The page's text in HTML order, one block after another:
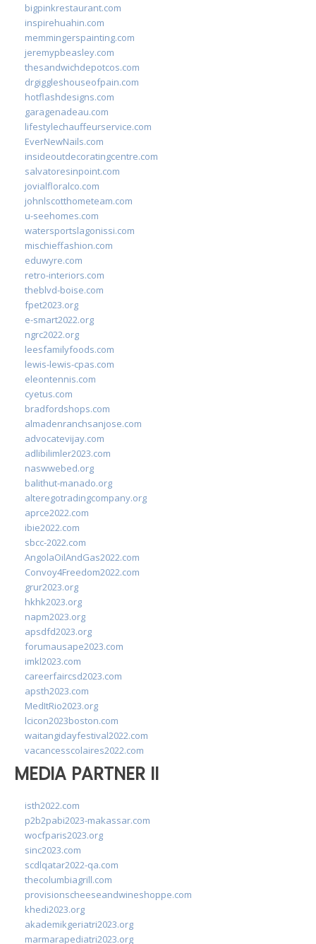
bigpinkrestaurant.com
inspirehuahin.com
memmingerspainting.com
jeremypbeasley.com
thesandwichdepotcos.com
drgiggleshouseofpain.com
hotflashdesigns.com
garagenadeau.com
lifestylechauffeurservice.com
EverNewNails.com
insideoutdecoratingcentre.com
salvatoresinpoint.com
jovialfloralco.com
johnlscotthometeam.com
u-seehomes.com
watersportslagonissi.com
mischieffashion.com
eduwyre.com
retro-interiors.com
theblvd-boise.com
fpet2023.org
e-smart2022.org
ngrc2022.org
leesfamilyfoods.com
lewis-lewis-cpas.com
eleontennis.com
cyetus.com
bradfordshops.com
almadenranchsanjose.com
advocatevijay.com
adlibilimler2023.com
naswwebed.org
balithut-manado.org
alteregotradingcompany.org
aprce2022.com
ibie2022.com
sbcc-2022.com
AngolaOilAndGas2022.com
Convoy4Freedom2022.com
grur2023.org
hkhk2023.org
napm2023.org
apsdfd2023.org
forumausape2023.com
imkl2023.com
careerfaircsd2023.com
apsth2023.com
MedItRio2023.org
lcicon2023boston.com
waitangidayfestival2022.com
vacancesscolaires2022.com
MEDIA PARTNER II
isth2022.com
p2b2pabi2023-makassar.com
wocfparis2023.org
sinc2023.com
scdlqatar2022-qa.com
thecolumbiagrill.com
provisionscheeseandwineshoppe.com
khedi2023.org
akademikgeriatri2023.org
marmarapediatri2023.org